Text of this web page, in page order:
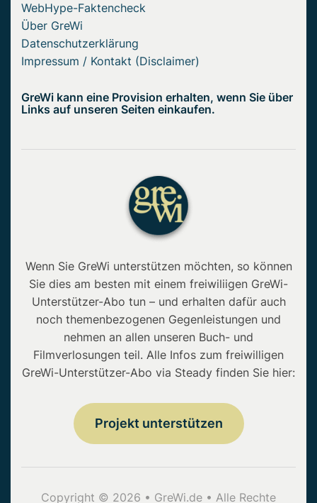
WebHype-Faktencheck
Über GreWi
Datenschutzerklärung
Impressum / Kontakt (Disclaimer)
GreWi kann eine Provision erhalten, wenn Sie über
Links auf unseren Seiten einkaufen.
Wenn Sie GreWi unterstützen möchten, so können
Sie dies am besten mit einem freiwiliigen GreWi-
Unterstützer-Abo tun – und erhalten dafür auch
noch themenbezogenen Gegenleistungen und
nehmen an allen unseren Buch- und
Filmverlosungen teil. Alle Infos zum freiwilligen
GreWi-Unterstützer-Abo via Steady finden Sie hier:
Projekt unterstützen
Copyright © 2026 • GreWi.de • Alle Rechte